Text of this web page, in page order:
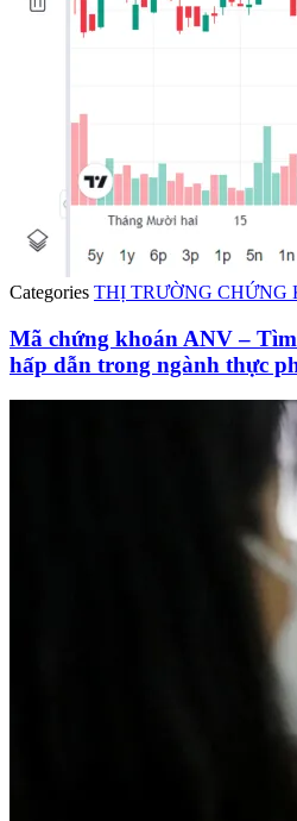
Categories THỊ TRƯỜNG CHỨNG
Mã chứng khoán ANV –
hấp dẫn trong ngành thực